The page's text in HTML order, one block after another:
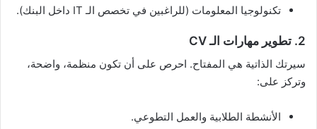
تكنولوجيا المعلومات (للراغبين في تخصص الـ IT داخل البنك).
2. تطوير مهارات الـ CV
سيرتك الذاتية هي المفتاح. احرص على أن تكون منظمة، واضحة،
وتركز على:
الأنشطة الطلابية والعمل التطوعي.